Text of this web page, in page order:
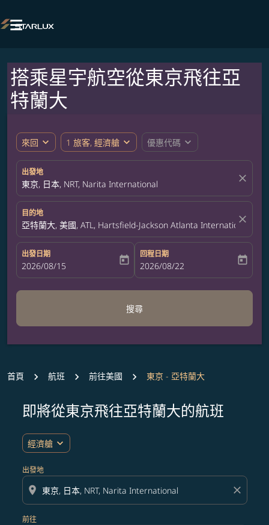

搭乘星宇航空從東京飛往亞
特蘭大
來回 expand_more 1 旅客, 經濟艙 expand_more 優惠代碼 expand_more
出發地
東京, 日本, NRT, Narita International close
目的地
亞特蘭大, 美國, ATL, Hartsfield-Jackson Atlanta International
close
出發日期
fc-booking-departure-date-aria-label
2026/08/15 today
回程日期
fc-booking-return-date-aria-label
2026/08/22 today
搜尋
首頁 航班 前往美國 東京 - 亞特蘭大
即將從東京飛往亞特蘭大的航班
經濟艙 expand_more
出發地
location_on close
前往
無符合您設定條件的票價，請調整篩選條件。